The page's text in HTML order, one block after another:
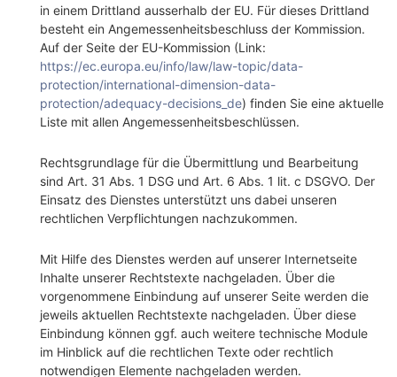
in einem Drittland ausserhalb der EU. Für dieses Drittland
besteht ein Angemessenheitsbeschluss der Kommission.
Auf der Seite der EU-Kommission (Link:
https://ec.europa.eu/info/law/law-topic/data-
protection/international-dimension-data-
protection/adequacy-decisions_de) finden Sie eine aktuelle
Liste mit allen Angemessenheitsbeschlüssen.
Rechtsgrundlage für die Übermittlung und Bearbeitung
sind Art. 31 Abs. 1 DSG und Art. 6 Abs. 1 lit. c DSGVO. Der
Einsatz des Dienstes unterstützt uns dabei unseren
rechtlichen Verpflichtungen nachzukommen.
Mit Hilfe des Dienstes werden auf unserer Internetseite
Inhalte unserer Rechtstexte nachgeladen. Über die
vorgenommene Einbindung auf unserer Seite werden die
jeweils aktuellen Rechtstexte nachgeladen. Über diese
Einbindung können ggf. auch weitere technische Module
im Hinblick auf die rechtlichen Texte oder rechtlich
notwendigen Elemente nachgeladen werden.